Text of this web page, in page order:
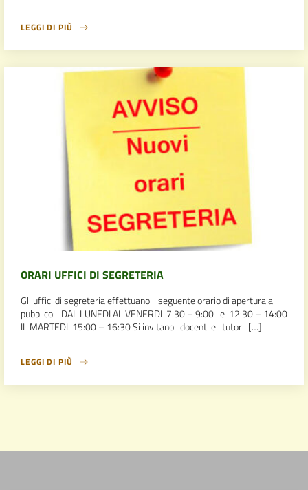
LEGGI DI PIÙ
ORARI UFFICI DI SEGRETERIA
Gli uffici di segreteria effettuano il seguente orario di apertura al
pubblico: DAL LUNEDI AL VENERDI 7.30 – 9:00 e 12:30 – 14:00
IL MARTEDI 15:00 – 16:30 Si invitano i docenti e i tutori […]
LEGGI DI PIÙ